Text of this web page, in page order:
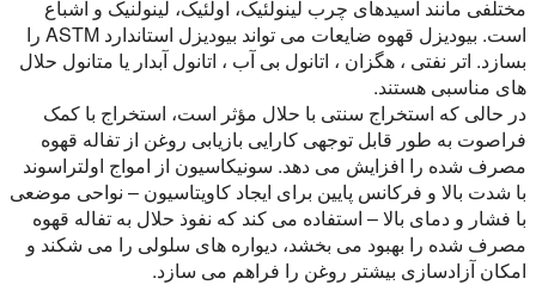
مختلفی مانند اسیدهای چرب لینولئیک، اولئیک، لینولنیک و اشباع
است. بیودیزل قهوه ضایعات می تواند بیودیزل استاندارد ASTM را
بسازد. اتر نفتی ، هگزان ، اتانول بی آب ، اتانول آبدار یا متانول حلال
های مناسبی هستند.
در حالی که استخراج سنتی با حلال مؤثر است، استخراج با کمک
فراصوت به طور قابل توجهی کارایی بازیابی روغن از تفاله قهوه
مصرف شده را افزایش می دهد. سونیکاسیون از امواج اولتراسوند
با شدت بالا و فرکانس پایین برای ایجاد کاویتاسیون – نواحی موضعی
با فشار و دمای بالا – استفاده می کند که نفوذ حلال به تفاله قهوه
مصرف شده را بهبود می بخشد، دیواره های سلولی را می شکند و
امکان آزادسازی بیشتر روغن را فراهم می سازد.